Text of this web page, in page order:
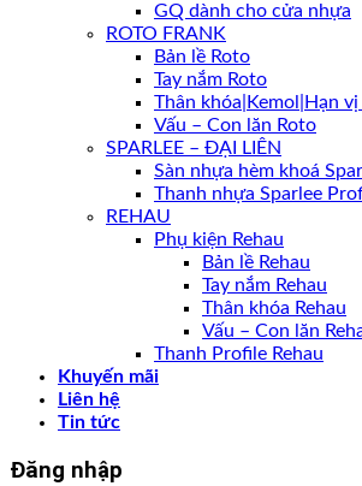
GQ dành cho cửa nhựa
ROTO FRANK
Bản lề Roto
Tay nắm Roto
Thân khóa|Kemol|Hạn vị
Vấu – Con lăn Roto
SPARLEE – ĐẠI LIÊN
Sàn nhựa hèm khoá
Thanh nhựa Sparlee
REHAU
Phụ kiện Rehau
Bản lề Rehau
Tay nắm Rehau
Thân khóa Rehau
Vấu – Con lăn
Thanh Profile Rehau
Khuyến mãi
Liên hệ
Tin tức
Đăng nhập